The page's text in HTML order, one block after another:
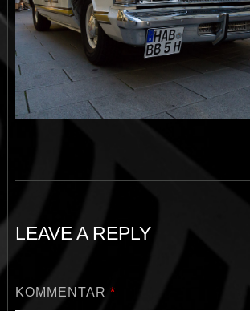
LEAVE A REPLY
KOMMENTAR *